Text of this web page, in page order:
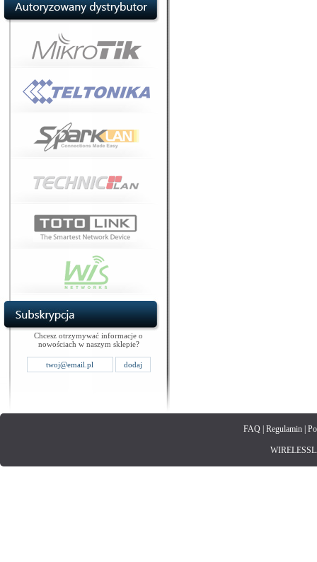
Chcesz otrzymywać informacje o
nowościach w naszym sklepie?
FAQ| Regulamin|